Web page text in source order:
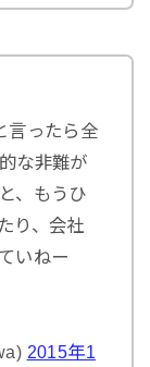
言ったら全
な非難が
、もうひ
り、会社
いねー
2015年1